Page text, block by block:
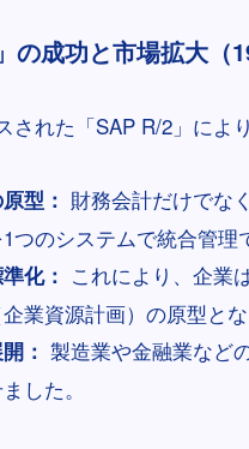
の成功と市場拡大（
された「SAP R/2」によ
型： 財務会計だけでな
つのシステムで統合管理
化： これにより、企業
業資源計画）の原型とな
： 製造業や金融業など
した。